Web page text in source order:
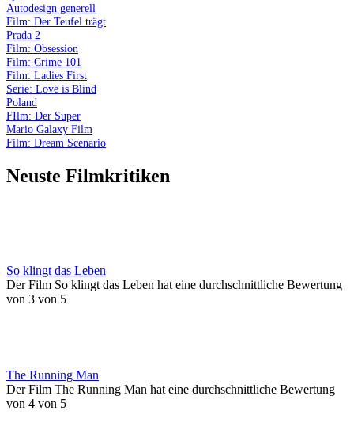
Autodesign generell
Film: Der Teufel trägt
Prada 2
Film: Obsession
Film: Crime 101
Film: Ladies First
Serie: Love is Blind
Poland
FIlm: Der Super
Mario Galaxy Film
Film: Dream Scenario
Neuste Filmkritiken
So klingt das Leben
Der Film So klingt das Leben hat eine durchschnittliche Bewertung
von 3 von 5
The Running Man
Der Film The Running Man hat eine durchschnittliche Bewertung
von 4 von 5